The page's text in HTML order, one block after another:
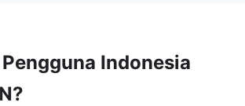
Indonesia